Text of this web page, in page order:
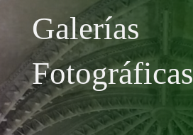
Galerías
Fotográficas